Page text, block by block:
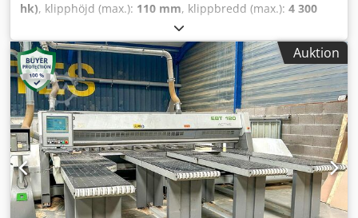
hk), klipphöjd (max.): 110 mm, klippbredd (max.): 4 300
4 300 mm
plåttjocklek: 4 300 mm Max. plåtlängd: 4 300 mm Min.
skärhöjd: 3 mm Max. skärhöjd: 110 mm Max. sågbladets
överhäng: 125 mm Matning och gripar Antal gripar: 9 Antal
gripar vid skjutanslaget: 9 Max. matningshastighet: 80
m/min Max. matningshastighet, sågvagn: 120 m/min
Sågvagn Max. verktygsdiameter: 450 mm Motoreffekt: 18
kW Varvtal: 2 870 varv/min Förskärningsenhet Utförande:
Förskärningsenhet för postforming Max. verktygsdiameter:
340 mm Motoreffekt: 2,2 kW Varvtal: 2 880 varv/min
MASKINDETALJER Styrsystem: Windows XP Programvara för
maskinprogrammering: CADMATIC 3 Total
Auktion